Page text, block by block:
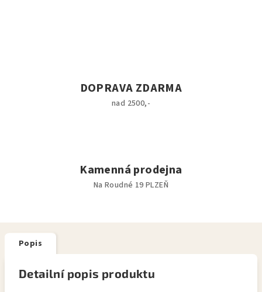
DOPRAVA ZDARMA
nad 2500,-
Kamenná prodejna
Na Roudné 19 PLZEŇ
Popis
Detailní popis produktu